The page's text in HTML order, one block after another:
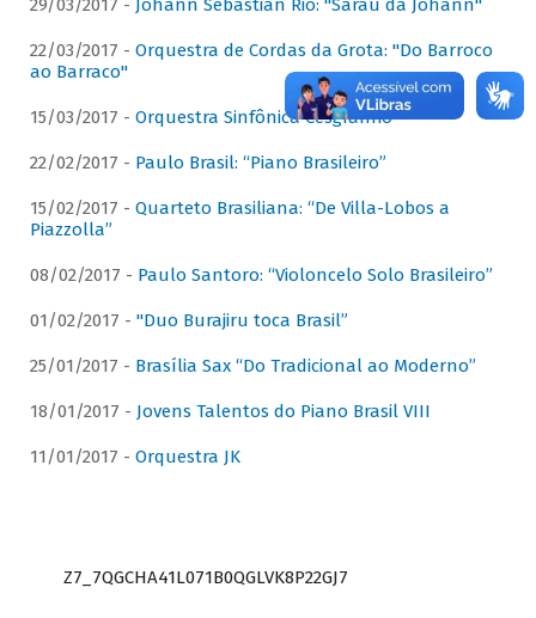
29/03/2017 - Johann Sebastian Rio: "Sarau da Johann"
22/03/2017 - Orquestra de Cordas da Grota: "Do Barroco
ao Barraco"
15/03/2017 - Orquestra Sinfônica Cesgranrio
22/02/2017 - Paulo Brasil: “Piano Brasileiro”
15/02/2017 - Quarteto Brasiliana: “De Villa-Lobos a
Piazzolla”
08/02/2017 - Paulo Santoro: “Violoncelo Solo Brasileiro”
01/02/2017 - "Duo Burajiru toca Brasil”
25/01/2017 - Brasília Sax “Do Tradicional ao Moderno”
18/01/2017 - Jovens Talentos do Piano Brasil VIII
11/01/2017 - Orquestra JK
Z7_7QGCHA41L071B0QGLVK8P22GJ7